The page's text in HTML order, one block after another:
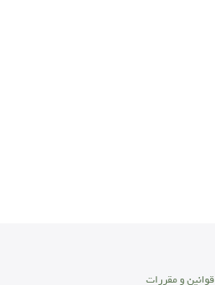
قوانین و مقررات